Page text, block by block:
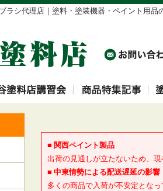
ラシ代理店｜塗料・塗装機器・ペイント用
■ 関西ペイント製品
出荷の見通しが立たないため、
■ 中東情勢による配送遅延の影響
多くの商品で入荷が不安定とな